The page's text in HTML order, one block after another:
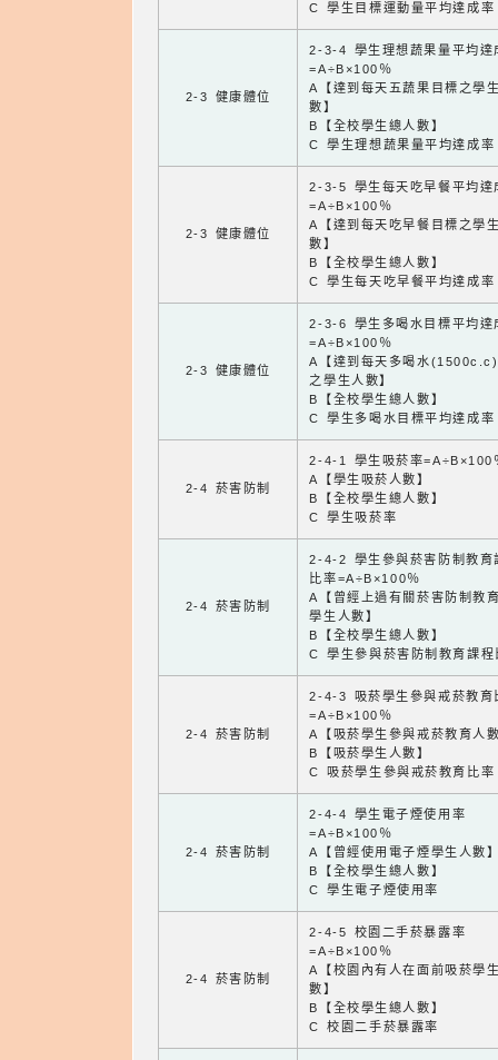
C 學生目標運動量平均達成率
2-3 健康體位
2-3-4 學生理想蔬果量平均達
=A÷B×100％
A【達到每天五蔬果目標之學
數】
B【全校學生總人數】
C 學生理想蔬果量平均達成率
2-3 健康體位
2-3-5 學生每天吃早餐平均達
=A÷B×100％
A【達到每天吃早餐目標之學
數】
B【全校學生總人數】
C 學生每天吃早餐平均達成率
2-3 健康體位
2-3-6 學生多喝水目標平均達
=A÷B×100％
A【達到每天多喝水
之學生人數】
B【全校學生總人數】
C 學生多喝水目標平均達成率
2-4 菸害防制
2-4-1 學生吸菸率=A÷B×100
A【學生吸菸人數】
B【全校學生總人數】
C 學生吸菸率
2-4 菸害防制
2-4-2 學生參與菸害防制教育
比率=A÷B×100％
A【曾經上過有關菸害防制教
學生人數】
B【全校學生總人數】
C 學生參與菸害防制教育課程
2-4 菸害防制
2-4-3 吸菸學生參與戒菸教育
=A÷B×100％
A【吸菸學生參與戒菸教育人
B【吸菸學生人數】
C 吸菸學生參與戒菸教育比率
2-4 菸害防制
2-4-4 學生電子煙使用率
=A÷B×100％
A【曾經使用電子煙學生人數
B【全校學生總人數】
C 學生電子煙使用率
2-4 菸害防制
2-4-5 校園二手菸暴露率
=A÷B×100％
A【校園內有人在面前吸菸學
數】
B【全校學生總人數】
C 校園二手菸暴露率